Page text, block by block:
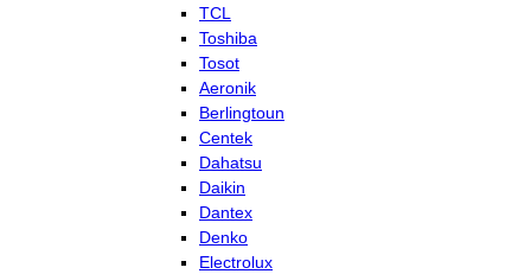
TCL
Toshiba
Tosot
Aeronik
Berlingtoun
Centek
Dahatsu
Daikin
Dantex
Denko
Electrolux